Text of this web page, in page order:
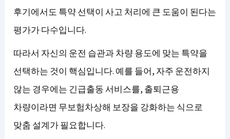
후기에서도 특약 선택이 사고 처리에 큰 도움이 된다는
평가가 다수입니다.
따라서 자신의 운전 습관과 차량 용도에 맞는 특약을
선택하는 것이 핵심입니다. 예를 들어, 자주 운전하지
않는 경우에는 긴급출동 서비스를, 출퇴근용
차량이라면 무보험차상해 보장을 강화하는 식으로
맞춤 설계가 필요합니다.